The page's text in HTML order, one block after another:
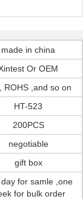
made in china
Or OEM
ROHS ,and so on
HT-523
200PCS
negotiable
gift box
for samle ,one
for bulk order